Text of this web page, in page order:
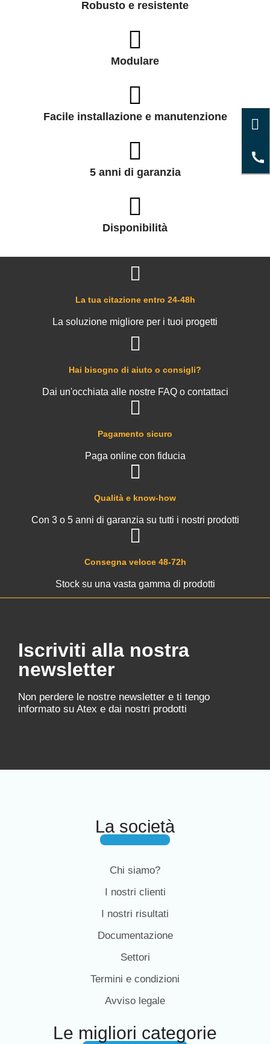
Robusto e resistente
Modulare
Facile installazione e manutenzione
5 anni di garanzia
Disponibilità
Consegna veloce 48-72h
Stock su una vasta gamma di prodotti
Qualità e know-how
Con 3 o 5 anni di garanzia su tutti i nostri prodotti
Pagamento sicuro
Paga online con fiducia
Hai bisogno di aiuto o consigli?
Dai un'occhiata alle nostre FAQ o contattaci
La tua citazione entro 24-48h
La soluzione migliore per i tuoi progetti
Iscriviti alla nostra
newsletter
Non perdere le nostre newsletter e ti tengo
informato su Atex e dai nostri prodotti
La società
Chi siamo?
I nostri clienti
I nostri risultati
Documentazione
Settori
Termini e condizioni
Avviso legale
Le migliori categorie